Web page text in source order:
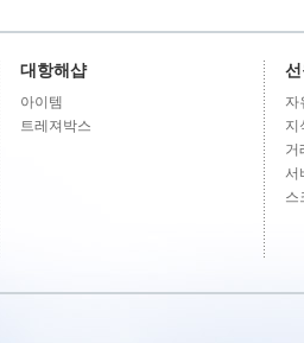
대항해샵
아이템
트레져박스
자
지
거
서
스